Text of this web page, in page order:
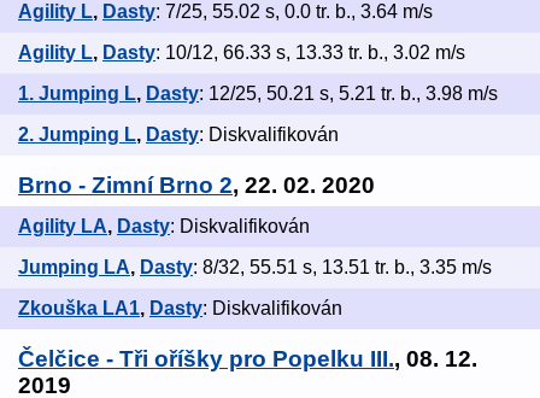
Agility L, Dasty: 7/25, 55.02 s, 0.0 tr. b., 3.64 m/s
Agility L, Dasty: 10/12, 66.33 s, 13.33 tr. b., 3.02 m/s
1. Jumping L, Dasty: 12/25, 50.21 s, 5.21 tr. b., 3.98 m/s
2. Jumping L, Dasty: Diskvalifikován
Brno - Zimní Brno 2, 22. 02. 2020
Agility LA, Dasty: Diskvalifikován
Jumping LA, Dasty: 8/32, 55.51 s, 13.51 tr. b., 3.35 m/s
Zkouška LA1, Dasty: Diskvalifikován
Čelčice - Tři oříšky pro Popelku III., 08. 12.
2019